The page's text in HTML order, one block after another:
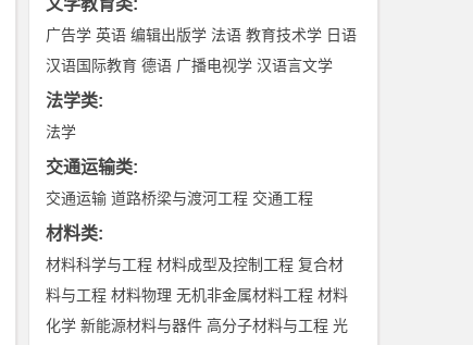
文学教育类:
广告学 英语 编辑出版学 法语 教育技术学 日语
汉语国际教育 德语 广播电视学 汉语言文学
法学类:
法学
交通运输类:
交通运输 道路桥梁与渡河工程 交通工程
材料类:
材料科学与工程 材料成型及控制工程 复合材
料与工程 材料物理 无机非金属材料工程 材料
化学 新能源材料与器件 高分子材料与工程 光